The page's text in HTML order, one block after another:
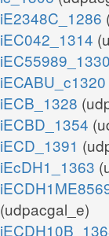
iE2348C_1286
iEC042_1314
iEC55989_1330
iECABU_c1320
iECB_1328
iECBD_1354
iECD_1391
iEcDH1_1363
(udpacgal_e)